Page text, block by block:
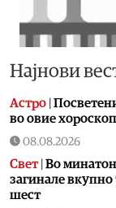
Најнови
Астро
во овие
08.08.2026
Свет| Во
загинале
шест